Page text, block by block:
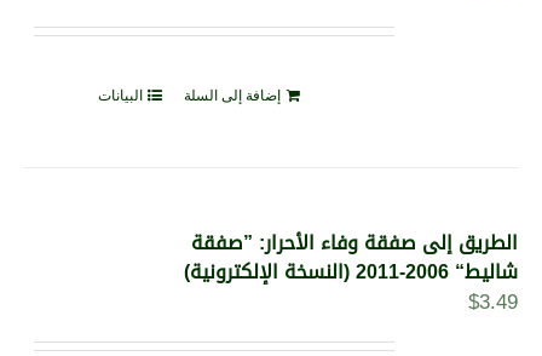
إضافة إلى السلة البيانات
الطريق إلى صفقة وفاء الأحرار: ”صفقة
شاليط“ 2006-2011 (النسخة الإلكترونية)
$3.49